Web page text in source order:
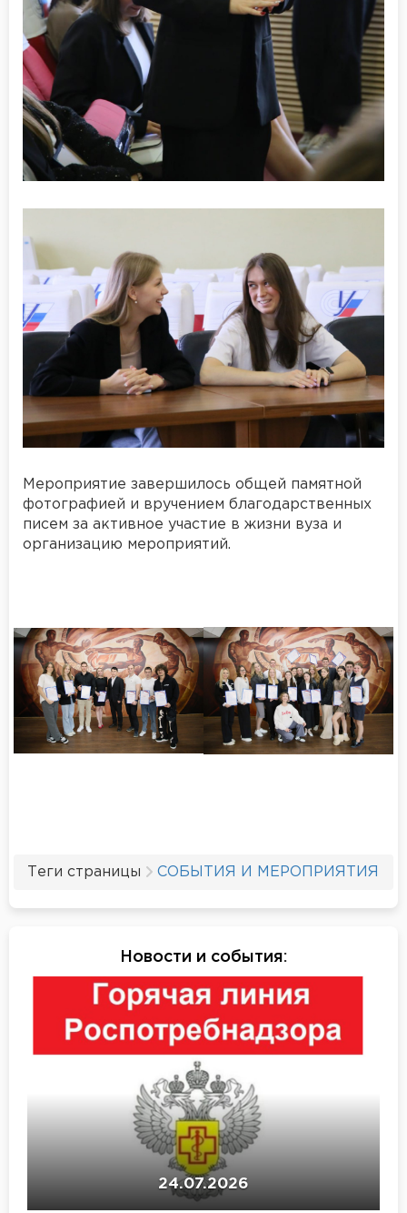
Мероприятие завершилось общей памятной
фотографией и вручением благодарственных
писем за активное участие в жизни вуза и
организацию мероприятий.
Теги страницы СОБЫТИЯ И МЕРОПРИЯТИЯ
Новости и события:
24.07.2026